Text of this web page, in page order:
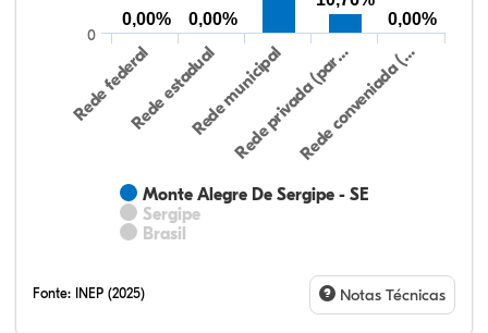
Monte Alegre De Sergipe - SE
Sergipe
Brasil
Rede federalRede estadualRede municipal
Rede privada (par…Rede conveniada (…
0
0,00% 0,00%
0,00%
Fonte: INEP (2025) Notas Técnicas